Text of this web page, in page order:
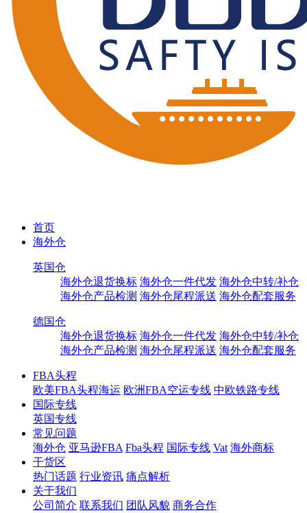
首页
海外仓
英国仓
海外仓退货换标 海外仓一件代发 海外仓中转/补仓
海外仓产品检测 海外仓尾程派送 海外仓配套服务
德国仓
海外仓退货换标 海外仓一件代发 海外仓中转/补仓
海外仓产品检测 海外仓尾程派送 海外仓配套服务
FBA头程
欧美FBA头程海运 欧洲FBA空运专线 中欧铁路专线
国际专线
英国专线
常见问题
海外仓 亚马逊FBA Fba头程 国际专线 Vat 海外商标
干货区
热门话题 行业资讯 痛点解析
关于我们
公司简介 联系我们 团队风貌 商务合作